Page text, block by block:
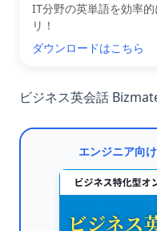
IT分野の英単語を効率
リ！
ダウンロードはこちら
ビジネス英会話
エンジニア向